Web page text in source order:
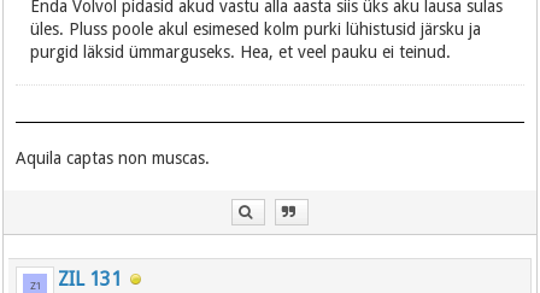
Enda Volvol pidasid akud vastu alla aasta siis üks aku lausa sulas
üles. Pluss poole akul esimesed kolm purki lühistusid järsku ja
purgid läksid ümmarguseks. Hea, et veel pauku ei teinud.
Aquila captas non muscas.
ZIL 131